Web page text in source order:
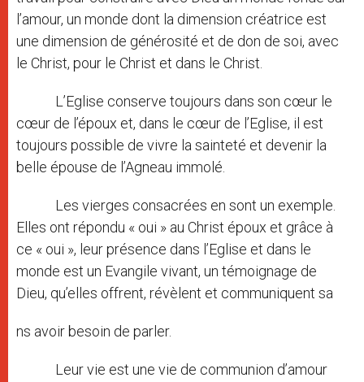
l’amour, un monde dont la dimension créatrice est
une dimension de générosité et de don de soi, avec
le Christ, pour le Christ et dans le Christ.
L’Eglise conserve toujours dans son cœur le
cœur de l’époux et, dans le cœur de l’Eglise, il est
toujours possible de vivre la sainteté et devenir la
belle épouse de l’Agneau immolé.
Les vierges consacrées en sont un exemple.
Elles ont répondu « oui » au Christ époux et grâce à
ce « oui », leur présence dans l’Eglise et dans le
monde est un Evangile vivant, un témoignage de
Dieu, qu’elles offrent, révèlent et communiquent sa
ns avoir besoin de parler.
Leur vie est une vie de communion d’amour